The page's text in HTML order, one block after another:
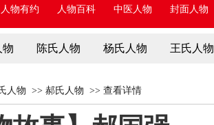
人物有约 人物百科 中医人物 封面人物
物 陈氏人物 杨氏人物 王氏人物
人物 >> 郝氏人物 >> 查看详情